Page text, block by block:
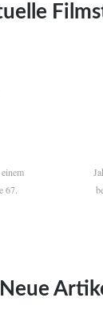
67.
Neue